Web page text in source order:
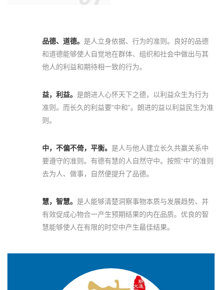
品德、道德。 是人立身依据、行为的准则。良好的品德
和道德能够使人自觉地在群体、组织和社会中做出与其
他人的利益和期待相一致的行为。
益，利益。 是朗进人心怀天下之德，以利益众生为行为
准则。而长久的利益要“中和”。朗进的益以利益民生为准
则。
中，不偏不倚，平衡。 是人与他人建立长久共赢关系中
要遵守的准则。有德有慧的人自然守中。按照“中”的准则
去为人、做事，自然便提升了品德。
慧，智慧。 是人能够清楚洞察事物本质与发展趋势、并
有效促成心物合一产生预期结果的内在品质。优良的智
慧能够使人在有限的时空中产生最佳结果。